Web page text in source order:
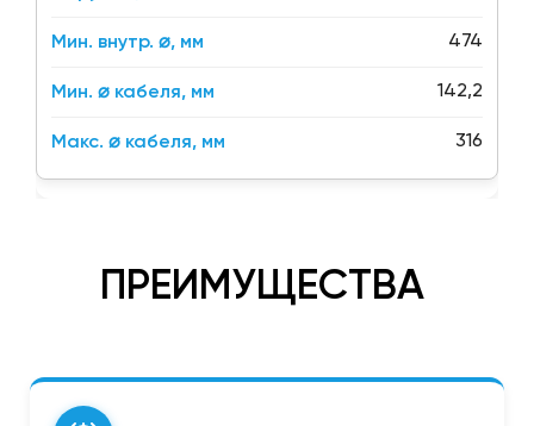
474
142,2
316
ПРЕИМУЩЕСТВА